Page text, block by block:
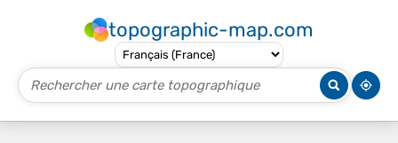
topographic-map.com